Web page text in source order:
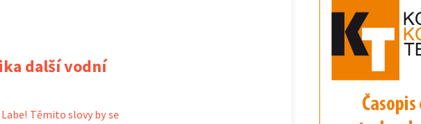
další vodní
Těmito slovy by se